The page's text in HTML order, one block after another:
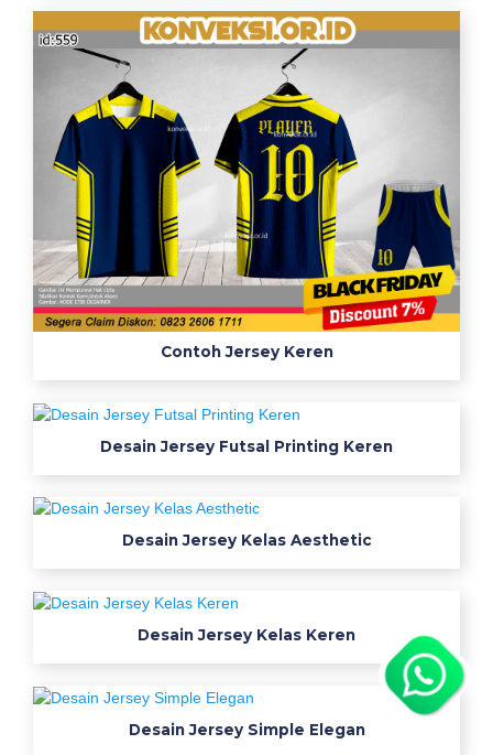
Contoh Jersey Keren
Desain Jersey Futsal Printing Keren
Desain Jersey Kelas Aesthetic
Desain Jersey Kelas Keren
Desain Jersey Simple Elegan